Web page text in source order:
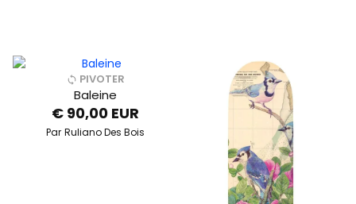
PIVOTER
Baleine
€ 90,00 EUR
Par Ruliano Des Bois